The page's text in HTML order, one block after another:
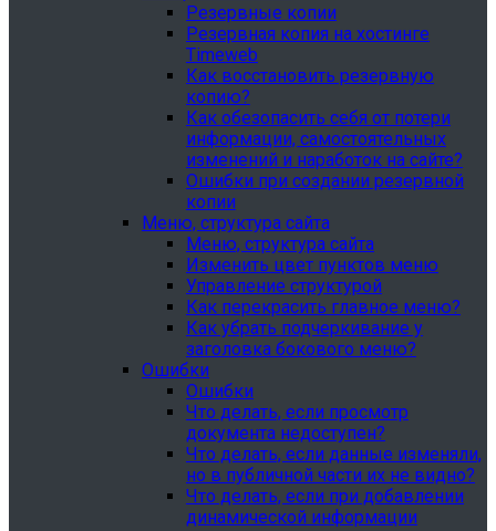
Резервные копии
Резервная копия на хостинге
Timeweb
Как восстановить резервную
копию?
Как обезопасить себя от потери
информации, самостоятельных
изменений и наработок на сайте?
Ошибки при создании резервной
копии
Меню, структура сайта
Меню, структура сайта
Изменить цвет пунктов меню
Управление структурой
Как перекрасить главное меню?
Как убрать подчеркивание у
заголовка бокового меню?
Ошибки
Ошибки
Что делать, если просмотр
документа недоступен?
Что делать, если данные изменяли,
но в публичной части их не видно?
Что делать, если при добавлении
динамической информации